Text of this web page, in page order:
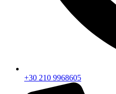
+30 210 9968605